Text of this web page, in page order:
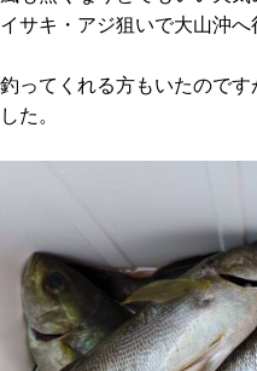
イサキ・アジ狙いで大山沖へ
釣ってくれる方もいたので
した。